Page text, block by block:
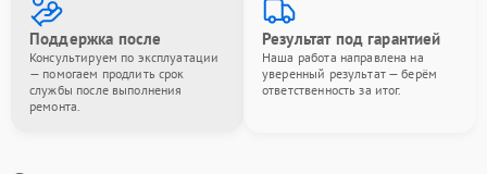
Поддержка после
Консультируем по эксплуатации
— помогаем продлить срок
службы после выполнения
ремонта.
Результат под гарантией
Наша работа направлена на
уверенный результат — берём
ответственность за итог.